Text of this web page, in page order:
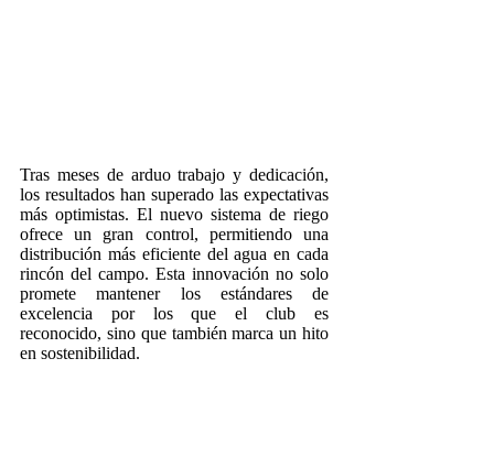
Tras meses de arduo trabajo y dedicación,
los resultados han superado las expectativas
más optimistas. El nuevo sistema de riego
ofrece un gran control, permitiendo una
distribución más eficiente del agua en cada
rincón del campo. Esta innovación no solo
promete mantener los estándares de
excelencia por los que el club es
reconocido, sino que también marca un hito
en sostenibilidad.